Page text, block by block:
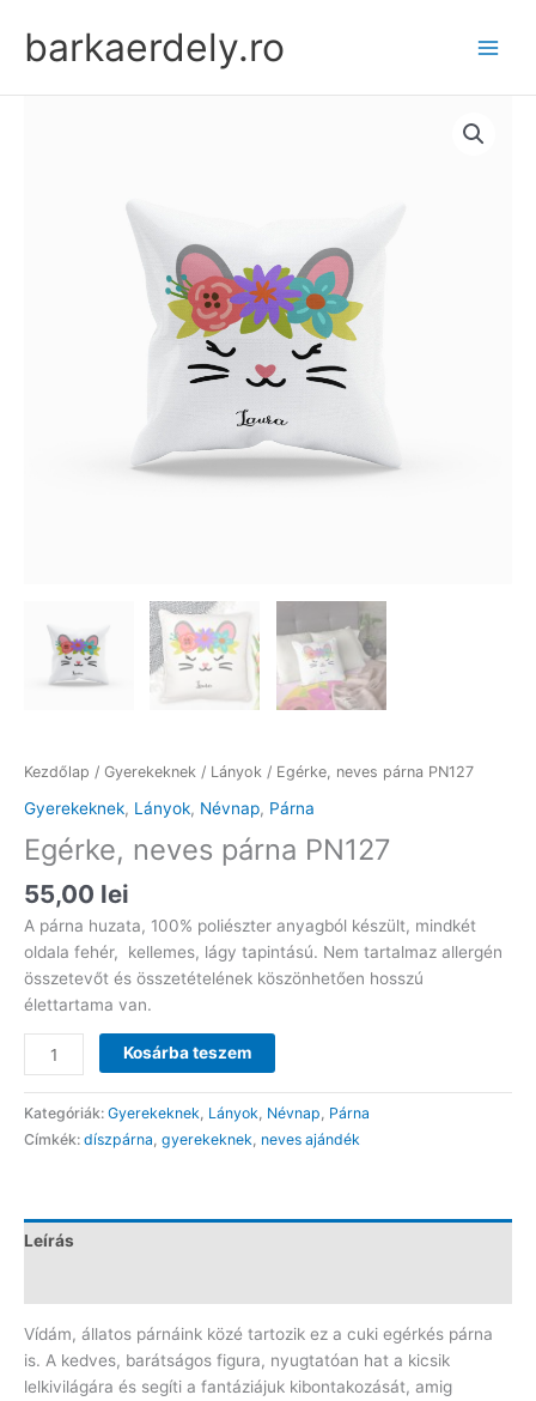
contentbarkaerdely.ro
Kezdőlap / Gyerekeknek / Lányok / Egérke, neves párna PN127
Gyerekeknek, Lányok, Névnap, Párna
Egérke, neves párna PN127
55,00 lei
A párna huzata, 100% poliészter anyagból készült, mindkét
oldala fehér, kellemes, lágy tapintású. Nem tartalmaz allergén
összetevőt és összetételének köszönhetően hosszú
élettartama van.
Egérke,
neves
párna
PN127
mennyiség
Kosárba teszem
Kategóriák: Gyerekeknek, Lányok, Névnap, Párna
Címkék: díszpárna, gyerekeknek, neves ajándék
Leírás
Vídám, állatos párnáink közé tartozik ez a cuki egérkés párna
is. A kedves, barátságos figura, nyugtatóan hat a kicsik
lelkivilágára és segíti a fantáziájuk kibontakozását, amig